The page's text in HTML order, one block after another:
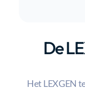
De
Het LEXGEN